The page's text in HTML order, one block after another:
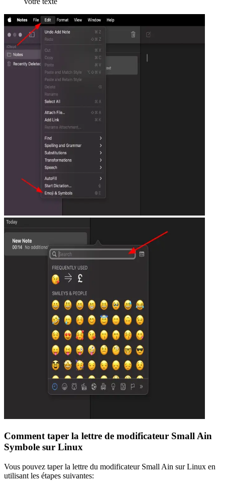
Comment taper la lettre de modificateur Small Ain
Symbole sur Linux
Vous pouvez taper la lettre du modificateur Small Ain sur Linux en
utilisant les étapes suivantes: